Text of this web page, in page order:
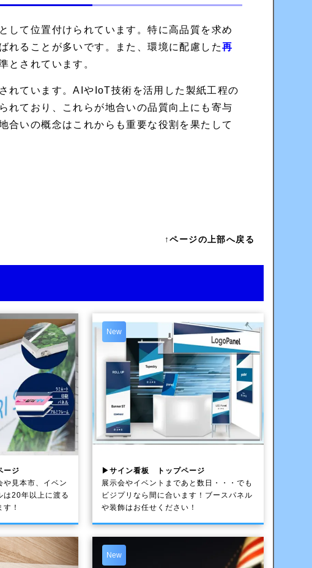
して位置付けられています。特に高品質を求め
れることが多いです。また、環境に配慮した再
とされています。
れています。AIやIoT技術を活用した製紙工程の
れており、これらが地合いの品質向上にも寄与
合いの概念はこれからも重要な役割を果たして
↑ページの上部へ戻る
ージ
や見本市、イベン
は20年以上に渡る
！
New
▶サイン看板 トップページ
展示会やイベントまであと数日・・・でも
ビジプリなら間に合います！ブースパネル
や装飾はお任せください！
New